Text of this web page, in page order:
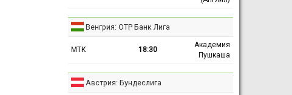
Венгрия: ОТР Банк Лига
МТК 18:30
Академия
Пушкаша
Австрия: Бундеслига